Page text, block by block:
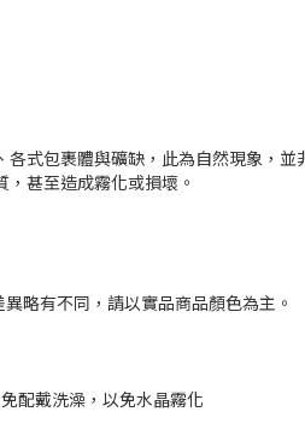
式包裹體與礦缺，此為自然現象，並
甚至造成霧化或損壞。
略有不同，請以實品商品顏色為主。
配戴洗澡，以免水晶霧化